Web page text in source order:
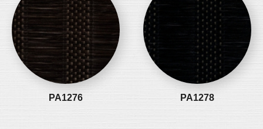
PA1276 PA1278